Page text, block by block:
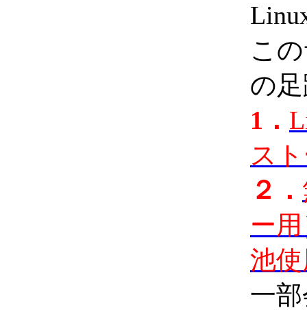
こ
の
1．
ス
２．
ー
池
一